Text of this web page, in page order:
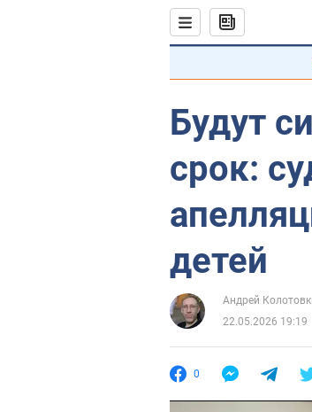
Будут
срок:
детей
Андрей
22.05.2026 19:19
0